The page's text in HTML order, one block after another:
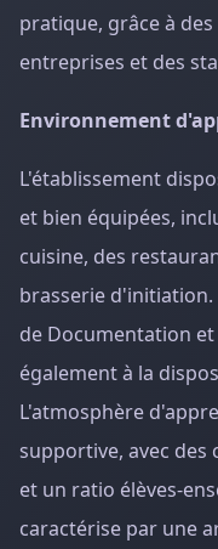
pratique, grâce à
entreprises et des
Environnement
L'établissement
et bien équipées,
cuisine, des
brasserie
de Documentation
également à la
L'atmosphère
supportive, avec des
et un ratio élèves-
caractérise par une